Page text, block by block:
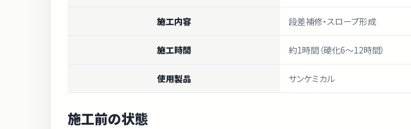
施工内容 段差補修・スロープ形成
施工時間 約1時間（硬化6〜12時間）
使用製品 サンケミカル
施工前の状態